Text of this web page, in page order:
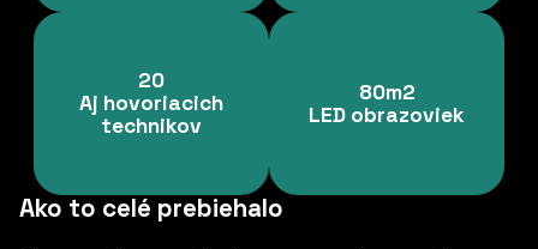
20
Aj hovoriacich
technikov
80m2
LED obrazoviek
Ako to celé prebiehalo